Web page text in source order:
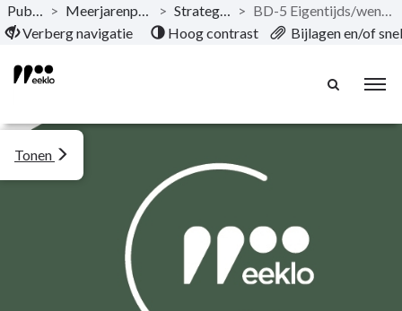
Naar hoofdinhoud
Publicaties > Meerjarenplan 2026-2031 > Strategische nota >
BD-5 Eigentijds/wendbaar Eeklo & partners
Verberg navigatie
Hoog contrast Bijlagen en/of
Tonen